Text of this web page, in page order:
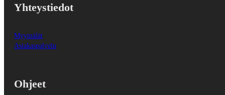
Yhteystiedot
Myymälät
Asiakaspalvelu
Ohjeet